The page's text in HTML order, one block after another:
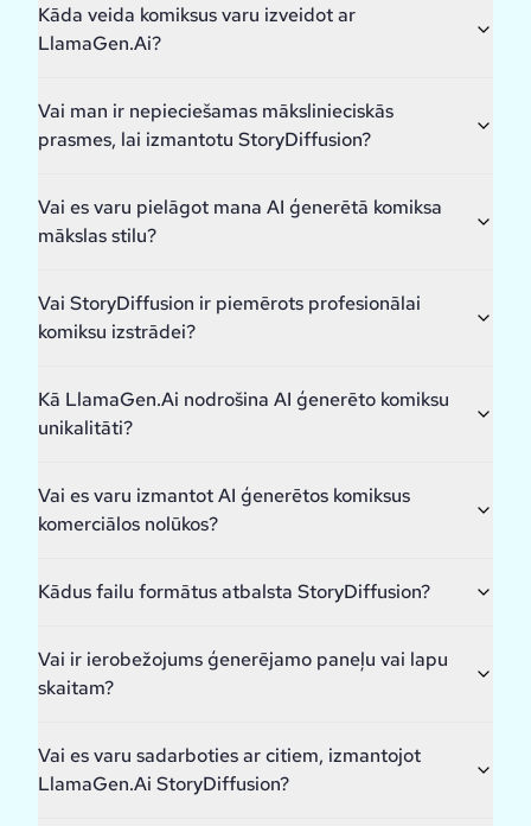
Kāda veida komiksus varu izveidot ar
LlamaGen.Ai?
Vai man ir nepieciešamas mākslinieciskās
prasmes, lai izmantotu StoryDiffusion?
Vai es varu pielāgot mana AI ģenerētā komiksa
mākslas stilu?
Vai StoryDiffusion ir piemērots profesionālai
komiksu izstrādei?
Kā LlamaGen.Ai nodrošina AI ģenerēto komiksu
unikalitāti?
Vai es varu izmantot AI ģenerētos komiksus
komerciālos nolūkos?
Kādus failu formātus atbalsta StoryDiffusion?
Vai ir ierobežojums ģenerējamo paneļu vai lapu
skaitam?
Vai es varu sadarboties ar citiem, izmantojot
LlamaGen.Ai StoryDiffusion?